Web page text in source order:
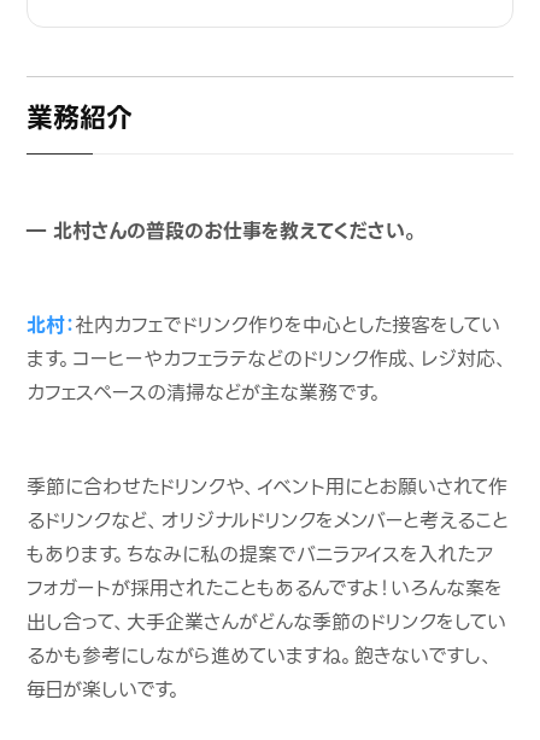
業務紹介
― 北村さんの普段のお仕事を教えてください。
北村：社内カフェでドリンク作りを中心とした接客をしてい
ます。コーヒーやカフェラテなどのドリンク作成、レジ対応、
カフェスペースの清掃などが主な業務です。
季節に合わせたドリンクや、イベント用にとお願いされて作
るドリンクなど、オリジナルドリンクをメンバーと考えること
もあります。ちなみに私の提案でバニラアイスを入れたア
フォガートが採用されたこともあるんですよ！いろんな案を
出し合って、大手企業さんがどんな季節のドリンクをしてい
るかも参考にしながら進めていますね。飽きないですし、
毎日が楽しいです。